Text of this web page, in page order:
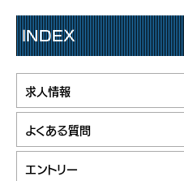
INDEX
求人情報
よくある質問
エントリー